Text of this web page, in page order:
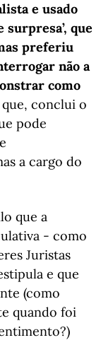
e usado
surpresa’, que
preferiu
não a
como
que, conclui o
pode
a cargo do
que a
- como
Juristas
e que
(como
quando foi